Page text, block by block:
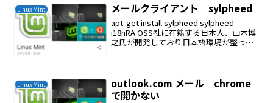
Linux Mint メールクライアント sylpheed
apt-get install sylpheed sylpheed-
i18nRA OSS社に在籍する日本人、山本博
之氏が開発しており日本語環境が整った
Linux Mint
outlook.com メール chrome
で開かない